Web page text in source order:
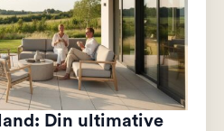
Din ultimative